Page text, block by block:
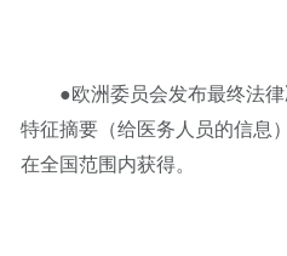
●欧洲委员会发布最终法律
特征摘要（给医务人员的信息
在全国范围内获得。